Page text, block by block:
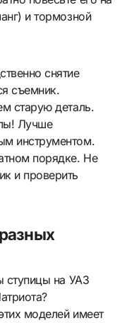
и тормозной
снятие
съемник.
старую деталь.
Лучше
инструментом.
порядке. Не
и проверить
ступицы на УАЗ
моделей имеет